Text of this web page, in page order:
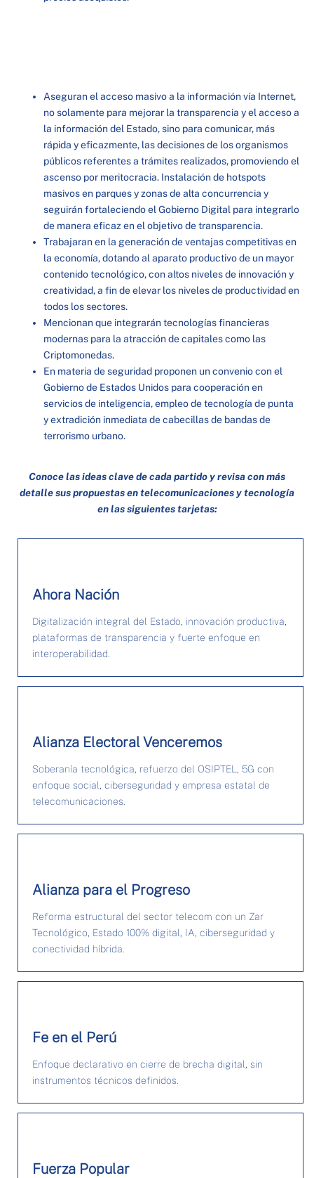
Aseguran el acceso masivo a la información vía Internet,
no solamente para mejorar la transparencia y el acceso a
la información del Estado, sino para comunicar, más
rápida y eficazmente, las decisiones de los organismos
públicos referentes a trámites realizados, promoviendo el
ascenso por meritocracia. Instalación de hotspots
masivos en parques y zonas de alta concurrencia y
seguirán fortaleciendo el Gobierno Digital para integrarlo
de manera eficaz en el objetivo de transparencia.
Trabajaran en la generación de ventajas competitivas en
la economía, dotando al aparato productivo de un mayor
contenido tecnológico, con altos niveles de innovación y
creatividad, a fin de elevar los niveles de productividad en
todos los sectores.
Mencionan que integrarán tecnologías financieras
modernas para la atracción de capitales como las
Criptomonedas.
En materia de seguridad proponen un convenio con el
Gobierno de Estados Unidos para cooperación en
servicios de inteligencia, empleo de tecnología de punta
y extradición inmediata de cabecillas de bandas de
terrorismo urbano.
Conoce las ideas clave de cada partido y revisa con más
detalle sus propuestas en telecomunicaciones y tecnología
en las siguientes tarjetas:
Ahora Nación
Digitalización integral del Estado, innovación productiva,
plataformas de transparencia y fuerte enfoque en
interoperabilidad.
Alianza Electoral Venceremos
Soberanía tecnológica, refuerzo del OSIPTEL, 5G con
enfoque social, ciberseguridad y empresa estatal de
telecomunicaciones.
Alianza para el Progreso
Reforma estructural del sector telecom con un Zar
Tecnológico, Estado 100% digital, IA, ciberseguridad y
conectividad híbrida.
Fe en el Perú
Enfoque declarativo en cierre de brecha digital, sin
instrumentos técnicos definidos.
Fuerza Popular